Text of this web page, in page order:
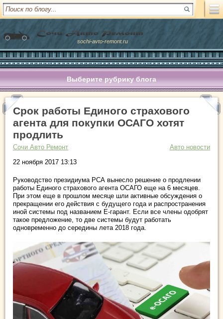
sochi-avto-remont.ru
Выберите рубрику блога
Срок работы Единого страхового
агента для покупки ОСАГО хотят
продлить
Сочи Авто Ремонт
Авто новости
22 ноября 2017 13:13
Руководство президиума РСА вынесло решение о продлении
работы Единого страхового агента ОСАГО еще на 6 месяцев.
При этом еще в прошлом месяце шли активные обсуждения о
прекращении его действия с будущего года и распространения
иной системы под названием Е-гарант. Если все члены одобрят
такое предложение, то две системы будут работать
одновременно до середины лета 2018 года.